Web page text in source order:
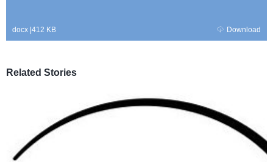
docx 412 KB Download
Related Stories